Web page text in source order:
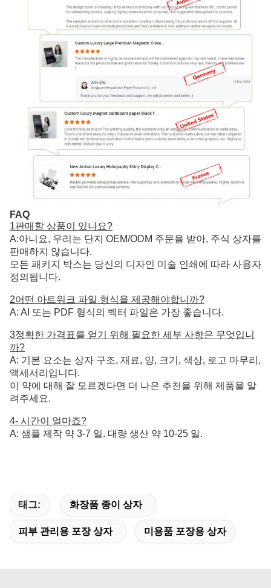
FAQ
1판매할 상품이 있나요?
A:아니요, 우리는 단지 OEM/ODM 주문을 받아, 주식 상자를
판매하지 않습니다.
모든 패키지 박스는 당신의 디자인 미술 인쇄에 따라 사용자
정의됩니다.
2어떤 아트워크 파일 형식을 제공해야합니까?
A: AI 또는 PDF 형식의 벡터 파일은 가장 좋습니다.
3정확한 가격표를 얻기 위해 필요한 세부 사항은 무엇입니
까?
A: 기본 요소는 상자 구조, 재료, 양, 크기, 색상, 로고 마무리,
액세서리입니다.
이 약에 대해 잘 모르겠다면 더 나은 추천을 위해 제품을 알
려주세요.
4- 시간이 얼마죠?
A: 샘플 제작 약 3-7 일. 대량 생산 약 10-25 일.
태그: 화장품 종이 상자
피부 관리용 포장 상자 미용품 포장용 상자